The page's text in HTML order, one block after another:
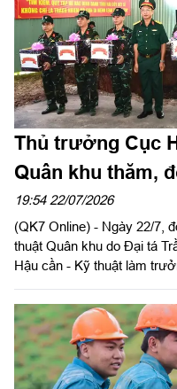
Thủ trưởng Cục
Quân khu thăm, động viên lực lượng
làm nhiệm vụ tại
19:54 22/07/2026
(QK7 Online) - Ngày 22/7,
thuật Quân khu do Đại tá
Hậu cần - Kỹ thuật làm
kiếm, quy tập, xác minh
Thị Riêng.